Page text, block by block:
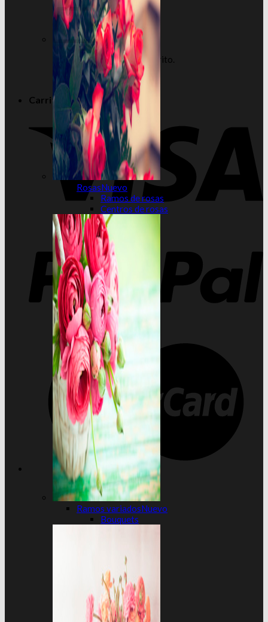
No hay productos en el carrito.
Volver a la tienda
Carrito
Rosas
Ramos de rosas
Centros de rosas
Ramos variados
Bouquets